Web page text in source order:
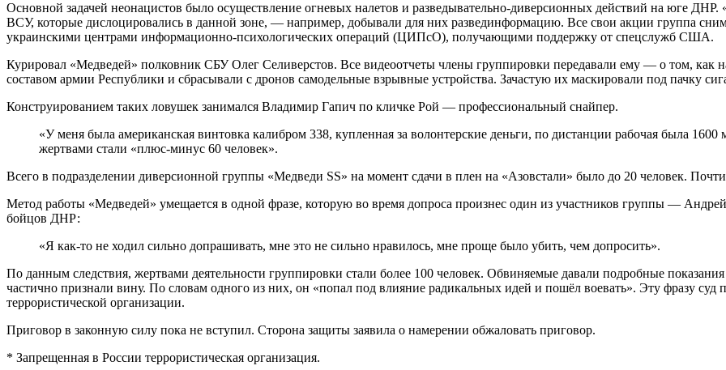
Основной задачей неонацистов было осуществление огневых налетов и разведывательно-диверсионных действий на юге ДНР.
ВСУ, которые дислоцировались в данной зоне, — например, добывали для них развединформацию. Все свои акции группа
украинскими центрами информационно-психологических операций (ЦИПсО), получающими поддержку от спецслужб США.
Курировал «Медведей» полковник СБУ Олег Селиверстов. Все видеоотчеты члены группировки передавали ему — о том, как
составом армии Республики и сбрасывали с дронов самодельные взрывные устройства. Зачастую их маскировали под пачку
Конструированием таких ловушек занимался Владимир Гапич по кличке Рой — профессиональный снайпер.
«У меня была американская винтовка калибром 338, купленная за волонтерские деньги, по дистанции рабочая была
жертвами стали «плюс-минус 60 человек».
Всего в подразделении диверсионной группы «Медведи SS» на момент сдачи в плен на «Азовстали» было до 20 человек.
Метод работы «Медведей» умещается в одной фразе, которую во время допроса произнес один из участников группы —
бойцов ДНР:
«Я как-то не ходил сильно допрашивать, мне это не сильно нравилось, мне проще было убить, чем допросить».
По данным следствия, жертвами деятельности группировки стали более 100 человек. Обвиняемые давали подробные
частично признали вину. По словам одного из них, он «попал под влияние радикальных идей и пошёл воевать». Эту фразу суд
террористической организации.
Приговор в законную силу пока не вступил. Сторона защиты заявила о намерении обжаловать приговор.
* Запрещенная в России террористическая организация.